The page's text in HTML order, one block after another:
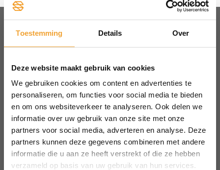
Toestemming Details Over
Deze website maakt gebruik van cookies
We gebruiken cookies om content en advertenties te
personaliseren, om functies voor social media te bieden
en om ons websiteverkeer te analyseren. Ook delen we
informatie over uw gebruik van onze site met onze
partners voor social media, adverteren en analyse. Deze
partners kunnen deze gegevens combineren met andere
informatie die u aan ze heeft verstrekt of die ze hebben
verzameld op basis van uw gebruik van hun services.
Utrecht
Hoofddorp
Bekijk alle locaties
MENU
Over Smart Office
Hoe het werkt
Veelgestelde vragen
Reserveren vergaderruimte